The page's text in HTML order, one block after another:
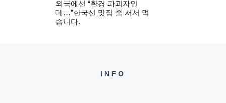
외국에선 “환경 파괴자인
데…”한국선 맛집 줄 서서 먹
습니다.
INFO